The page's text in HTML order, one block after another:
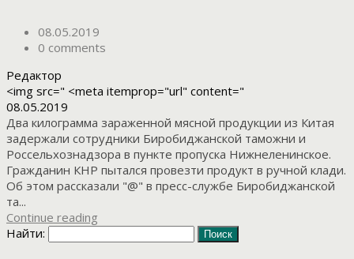
08.05.2019
0 comments
Редактор
<img src=" <meta itemprop="url" content="
08.05.2019
Два килограмма зараженной мясной продукции из Китая
задержали сотрудники Биробиджанской таможни и
Россельхознадзора в пункте пропуска Нижнеленинское.
Гражданин КНР пытался провезти продукт в ручной клади.
Об этом рассказали "@" в пресс-службе Биробиджанской
та...
Continue reading
Найти: